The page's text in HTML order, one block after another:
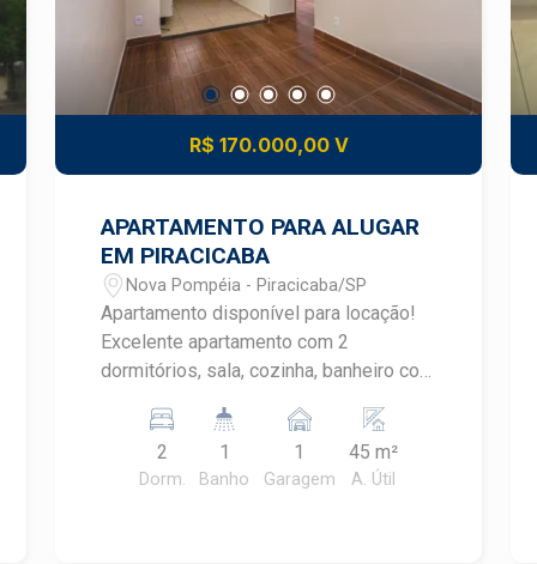
R$ 170.000,00 V
APARTAMENTO PARA ALUGAR
EM PIRACICABA
Nova Pompéia - Piracicaba/SP
Apartamento disponível para locação!
Excelente apartamento com 2
dormitórios, sala, cozinha, banheiro com
uma visita com um corretor especialista
Frias Neto!
2
Dorm.
1
Banho
1
Garagem
45 m²
A. Útil